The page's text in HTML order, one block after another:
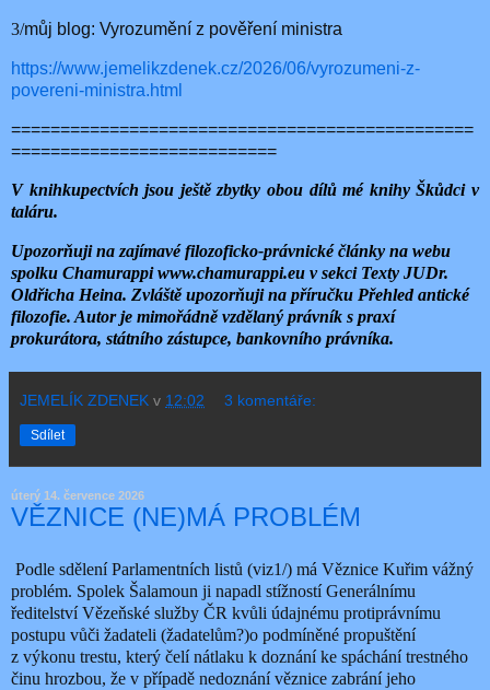
3/můj blog: Vyrozumění z pověření ministra
https://www.jemelikzdenek.cz/2026/06/vyrozumeni-z-
povereni-ministra.html
===============================================
===========================
V knihkupectvích jsou ještě zbytky obou dílů mé knihy Škůdci v
taláru.
Upozorňuji na zajímavé filozoficko-právnické články na webu
spolku Chamurappi www.chamurappi.eu v sekci Texty JUDr.
Oldřicha Heina. Zvláště upozorňuji na příručku Přehled antické
filozofie. Autor je mimořádně vzdělaný právník s praxí
prokurátora, státního zástupce, bankovního právníka.
JEMELÍK ZDENEK v 12:02 3 komentáře:
Sdílet
úterý 14. července 2026
VĚZNICE (NE)MÁ PROBLÉM
Podle sdělení Parlamentních listů (viz1/) má Věznice Kuřim vážný
problém. Spolek Šalamoun ji napadl stížností Generálnímu
ředitelství Vězeňské služby ČR kvůli údajnému protiprávnímu
postupu vůči žadateli (žadatelům?)o podmíněné propuštění
z výkonu trestu, který čelí nátlaku k doznání ke spáchání trestného
činu hrozbou, že v případě nedoznání věznice zabrání jeho